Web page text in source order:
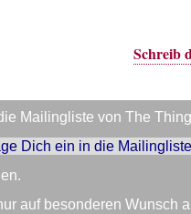
Schreib
Mailingliste von The
Dich ein in die Mailingliste
auf besonderen